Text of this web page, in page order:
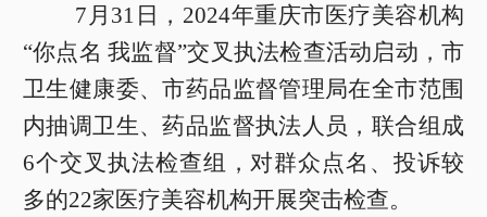
7月31日，2024年重庆市医疗美容机构
“你点名 我监督”交叉执法检查活动启动，市
卫生健康委、市药品监督管理局在全市范围
内抽调卫生、药品监督执法人员，联合组成
6个交叉执法检查组，对群众点名、投诉较
多的22家医疗美容机构开展突击检查。